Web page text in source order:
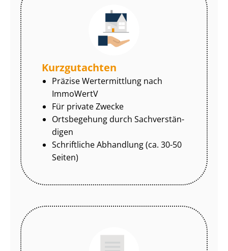
Kurzgutachten
Präzise Wertermittlung nach
ImmoWertV
Für private Zwecke
Ortsbegehung durch Sach­ver­stän­
di­gen
Schriftliche Abhandlung (ca. 30-50
Seiten)